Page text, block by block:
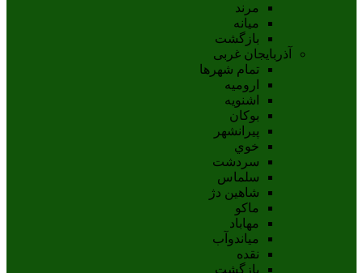
مرند
ميانه
بازگشت
آذربایجان غربی
تمام شهر‌ها
اروميه
اشنويه
بوکان
پيرانشهر
خوي
سردشت
سلماس
شاهين دژ
ماکو
مهاباد
مياندوآب
نقده
بازگشت